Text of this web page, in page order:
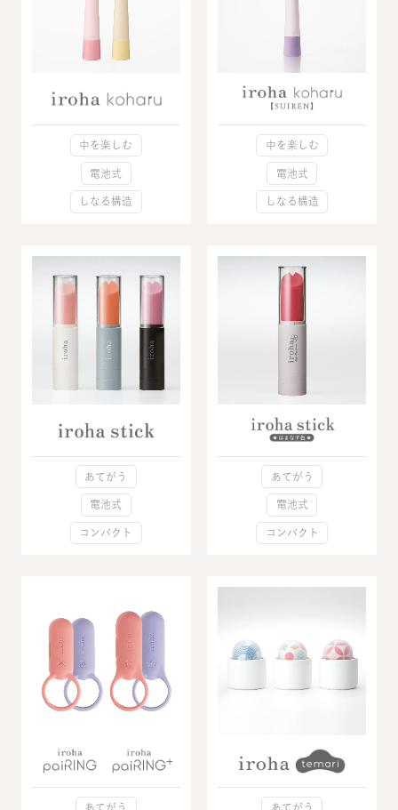
中を楽しむ
電池式
しなる構造
中を楽しむ
電池式
しなる構造
あてがう
電池式
コンパクト
あてがう
電池式
コンパクト
あてがう あてがう